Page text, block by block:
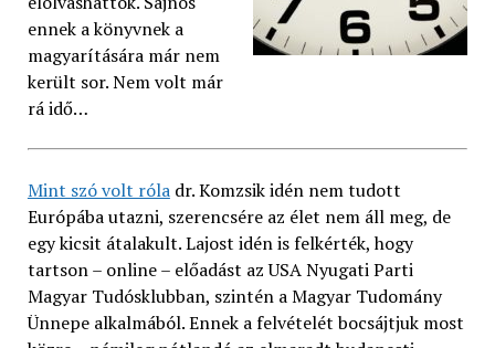
ennek a könyvnek a
magyarítására már nem
került sor. Nem volt már
rá idő…
Mint szó volt róladr. Komzsik idén nem tudott
Európába utazni, szerencsére az élet nem áll meg, de
egy kicsit átalakult. Lajost idén is felkérték, hogy
tartson – online – előadást az USA Nyugati Parti
Magyar Tudósklubban, szintén a Magyar Tudomány
Ünnepe alkalmából. Ennek a felvételét bocsájtjuk most